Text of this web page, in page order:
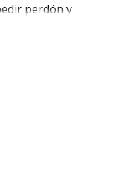
perdón y
su amigo, los
en los